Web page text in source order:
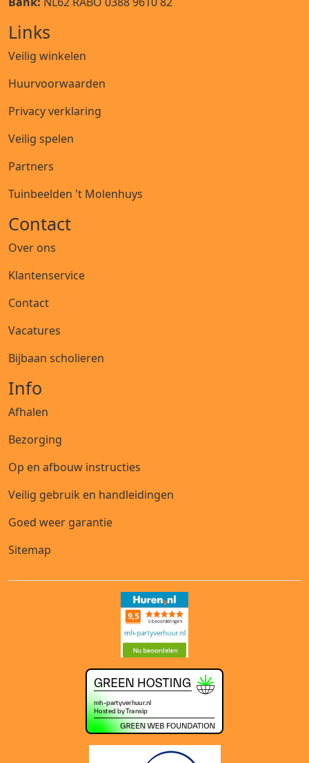
Links
Veilig winkelen
Huurvoorwaarden
Privacy verklaring
Veilig spelen
Partners
Tuinbeelden 't Molenhuys
Contact
Over ons
Klantenservice
Contact
Vacatures
Bijbaan scholieren
Info
Afhalen
Bezorging
Op en afbouw instructies
Veilig gebruik en handleidingen
Goed weer garantie
Sitemap